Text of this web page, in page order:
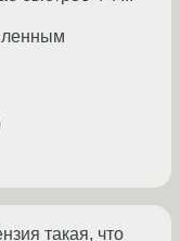
такая, что